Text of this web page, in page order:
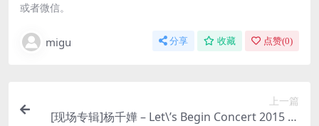
或者微信。
migu 分享 收藏 点赞(0)
上一篇
[现场专辑]杨千嬅 – Let\’s Begin Concert 2015 世